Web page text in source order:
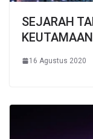
SEJARAH
16 Agustus 2020